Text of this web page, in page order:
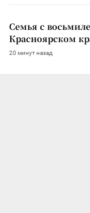
Семья с
Красноярском
20 минут назад